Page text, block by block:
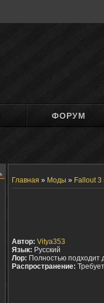
ФОРУМ
Главная » Моды » Fallout 3
Автор: Vitya353
Язык: Русский
Лор: Полностью подходит
Распространение: